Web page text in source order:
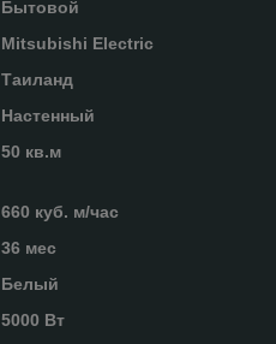
Бытовой
Mitsubishi Electric
Таиланд
Настенный
50 кв.м
660 куб. м/час
36 мес
Белый
5000 Вт